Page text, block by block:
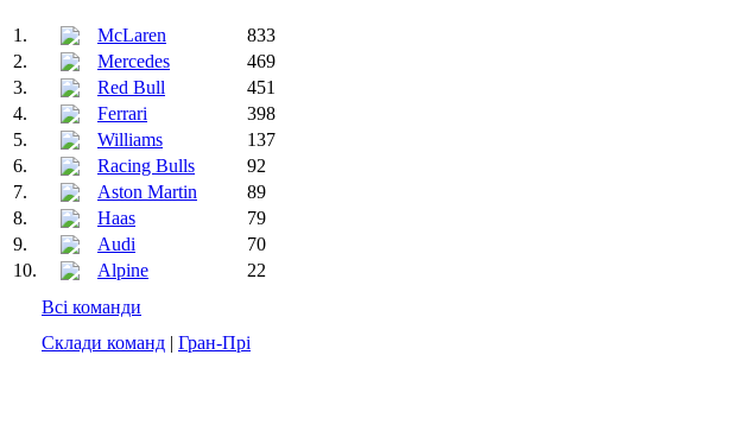
1. McLaren
833
2.
Mercedes
469
3.
Red Bull
451
4.
Ferrari
398
5.
Williams
137
6.
Racing Bulls
92
7.
Aston Martin
89
8.
Haas
79
9.
Audi
70
10.
Alpine
22
Всі команди
Склади команд | Гран-Прі